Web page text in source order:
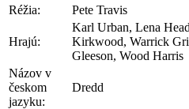
Réžia:
Pete Travis
Hrajú:
Karl Urban, Lena
Kirkwood, Warrick
Gleeson, Wood Harris
Názov v
českom
jazyku:
Dredd